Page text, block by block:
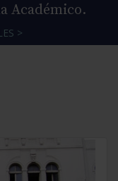
Académico.
>